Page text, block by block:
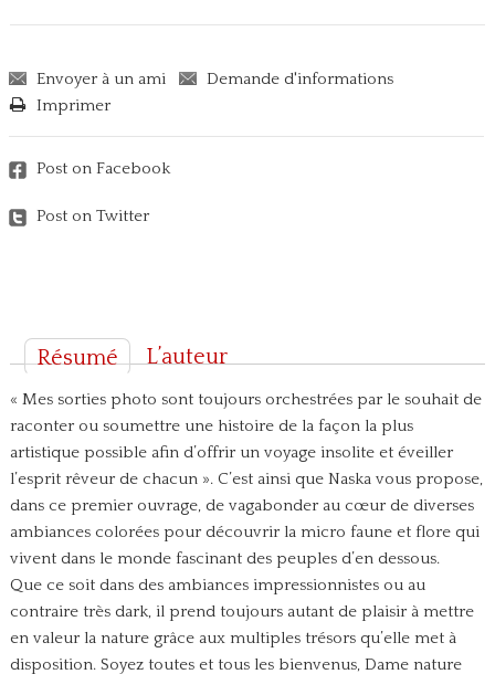
Envoyer à un ami
Demande d'informations
Imprimer
Post on Facebook
Post on Twitter
Résumé L’auteur
« Mes sorties photo sont toujours orchestrées par le souhait de
raconter ou soumettre une histoire de la façon la plus
artistique possible afin d’offrir un voyage insolite et éveiller
l’esprit rêveur de chacun ».C’est ainsi que Naska vous propose,
dans ce premier ouvrage, de vagabonder au cœur de diverses
ambiances colorées pour découvrir la micro faune et flore qui
vivent dans le monde fascinant des peuples d’en dessous.
Que ce soit dans des ambiances impressionnistes ou au
contraire très dark, il prend toujours autant de plaisir à mettre
en valeur la nature grâce aux multiples trésors qu’elle met à
disposition.Soyez toutes et tous les bienvenus, Dame nature